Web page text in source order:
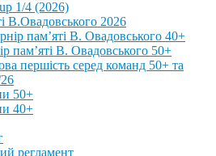
1/4 (2026)
В.Овадовського 2026
пам’яті В. Овадовського 40+
пам’яті В. Овадовського 50+
першість серед команд 50+ та
50+
40+
регламент